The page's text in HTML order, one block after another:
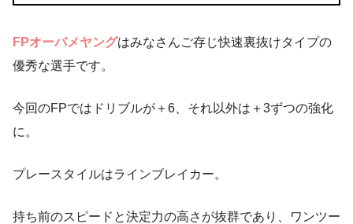
FPオーバメヤングはみなさんご存じ快速裏抜けタイプの
優秀な選手です。
今回のFPではドリブルが＋6、それ以外は＋3ずつの強化
に。
プレースタイルはラインブレイカー。
持ち前のスピードと決定力の高さが抜群であり、ワンツー